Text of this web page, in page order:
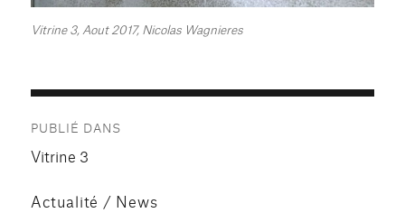
Vitrine 3, Aout 2017, Nicolas Wagnieres
de
PUBLIÉ DANS
Vitrine 3
Actualité / News